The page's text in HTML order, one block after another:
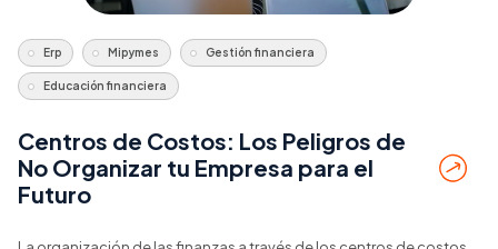
Erp Mipymes Gestión financiera
Educación financiera
Centros de Costos: Los Peligros de
No Organizar tu Empresa para el
Futuro